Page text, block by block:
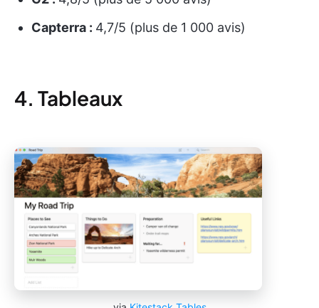
Capterra : 4,7/5 (plus de 1 000 avis)
4. Tableaux